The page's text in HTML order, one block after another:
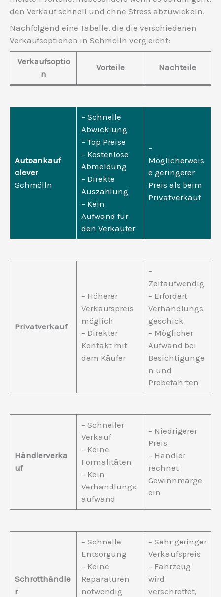
den Verkauf schnell und ohne Stress abzuwickeln.
Nachfolgend eine Tabelle, die die verschiedenen
Verkaufsoptionen in Schmölln vergleicht:
Verkaufsoptio
n
Vorteile Nachteile
Autoankauf
clever
Schmölln
– Schnelle
Abwicklung
– Top Preise
– Kostenlose
Abmeldung
– Direkte
Auszahlung
– Kein
Aufwand für
den Verkäufer
–
Möglicherweis
e geringerer
Preis als beim
Privatverkauf
Privatverkauf
– Höherer
Verkaufspreis
möglich
– Direkter
Kontakt mit
dem Käufer
–
Zeitaufwendig
– Erfordert
Verhandlungs
geschick
– Möglicher
Aufwand bei
Besichtigunge
n und
Probefahrten
Händlerverka
uf
– Schneller
Verkauf
– Keine
Formalitäten
– Kein
Verhandlungs
aufwand
– Niedrigerer
Preis
– Händler
rechnet
Gewinnmarge
ein
Schrotthändle
r
– Schnelle
Entsorgung
– Keine
Reparaturen
notwendig
– Sehr geringer
Verkaufspreis
– Fahrzeug
wird
verschrottet,